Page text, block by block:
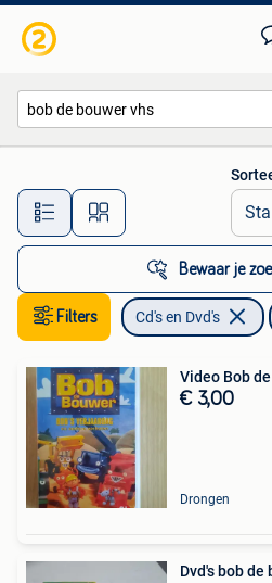
Alle afstanden…
Bewaar je
Filters Cd's en Dvd's
Video Bob
€ 3,00
Drongen
Dvd's bob de